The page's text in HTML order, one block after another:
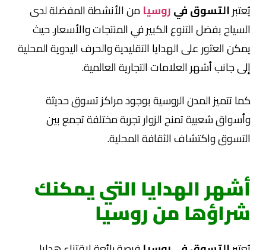
يُعتبرالتسوق فيروسيامن الأنشطة المفضلة لدى
السياح بفضل التنوع الكبير في المنتجات والأسعار. حيث
يمكن العثور على الهدايا التقليدية والحرف اليدوية المحلية
إلى جانب أشهر العلامات التجارية العالمية.
كما تتميز المدن الروسية بوجود مراكز تسوق حديثة
وأسواق شعبية تمنح الزوار تجربة مختلفة تجمع بين
التسوق واكتشاف الثقافة المحلية.
أشهر الهدايا التي يمكنك
شراؤها من روسيا